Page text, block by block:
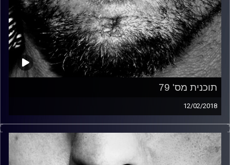
תוכנית מס' 79
12/02/2018
זיפים, מוזיקה מחוספסת של הופעות חיות. הרבה ג'אם, רוק,
בלוז, bluegrass, ג'אז, Fאנק, פרוגרסיב ואפילו אלקטרוניקה.
כל מה שחי, אמיתי ונושם.
עם שמוליק רגב.